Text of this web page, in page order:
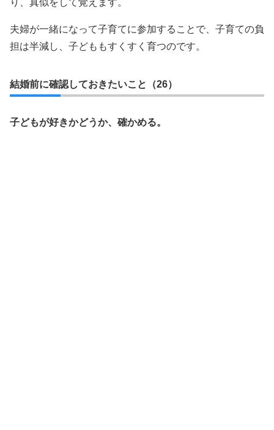
り、真似をして覚えます。
夫婦が一緒になって子育てに参加することで、子育ての負
担は半減し、子どももすくすく育つのです。
結婚前に確認しておきたいこと（26）
子どもが好きかどうか、確かめる。